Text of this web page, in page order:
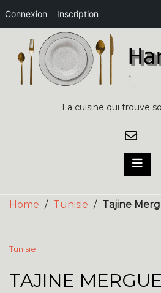
Connexion Inscription
content
La cuisine qui trouve
Home / Tunisie / Tajine
Tunisie
TAJINE